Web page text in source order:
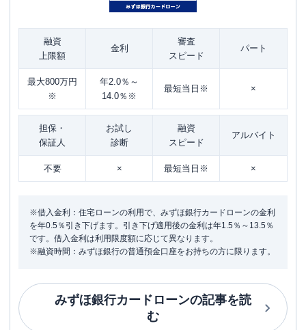
融資
上限額
金利
審査
スピード
パート
最大800万円
※
年2.0％～
14.0％※
最短当日※ ×
担保・
保証人
お試し
診断
融資
スピード
アルバイト
不要 × 最短当日※ ×
※借入金利：住宅ローンの利用で、みずほ銀行カードローンの金利
を年0.5％引き下げます。引き下げ適用後の金利は年1.5％～13.5％
です。借入金利は利用限度額に応じて異なります。
※融資時間：みずほ銀行の普通預金口座をお持ちの方に限ります。
みずほ銀行カードローンの記事を読
む